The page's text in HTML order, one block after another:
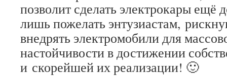
позволит сделать электрокары ещё
лишь пожелать энтузиастам,
внедрять электромобили для
настойчивости в достижении
и скорейшей их реализации! 🙂